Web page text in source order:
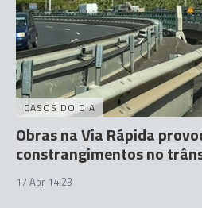
CASOS DO DIA
Obras na Via Rápida
constrangimentos no
17 Abr 14:23